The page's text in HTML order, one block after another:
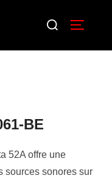
BE
52A offre une
sources sonores sur